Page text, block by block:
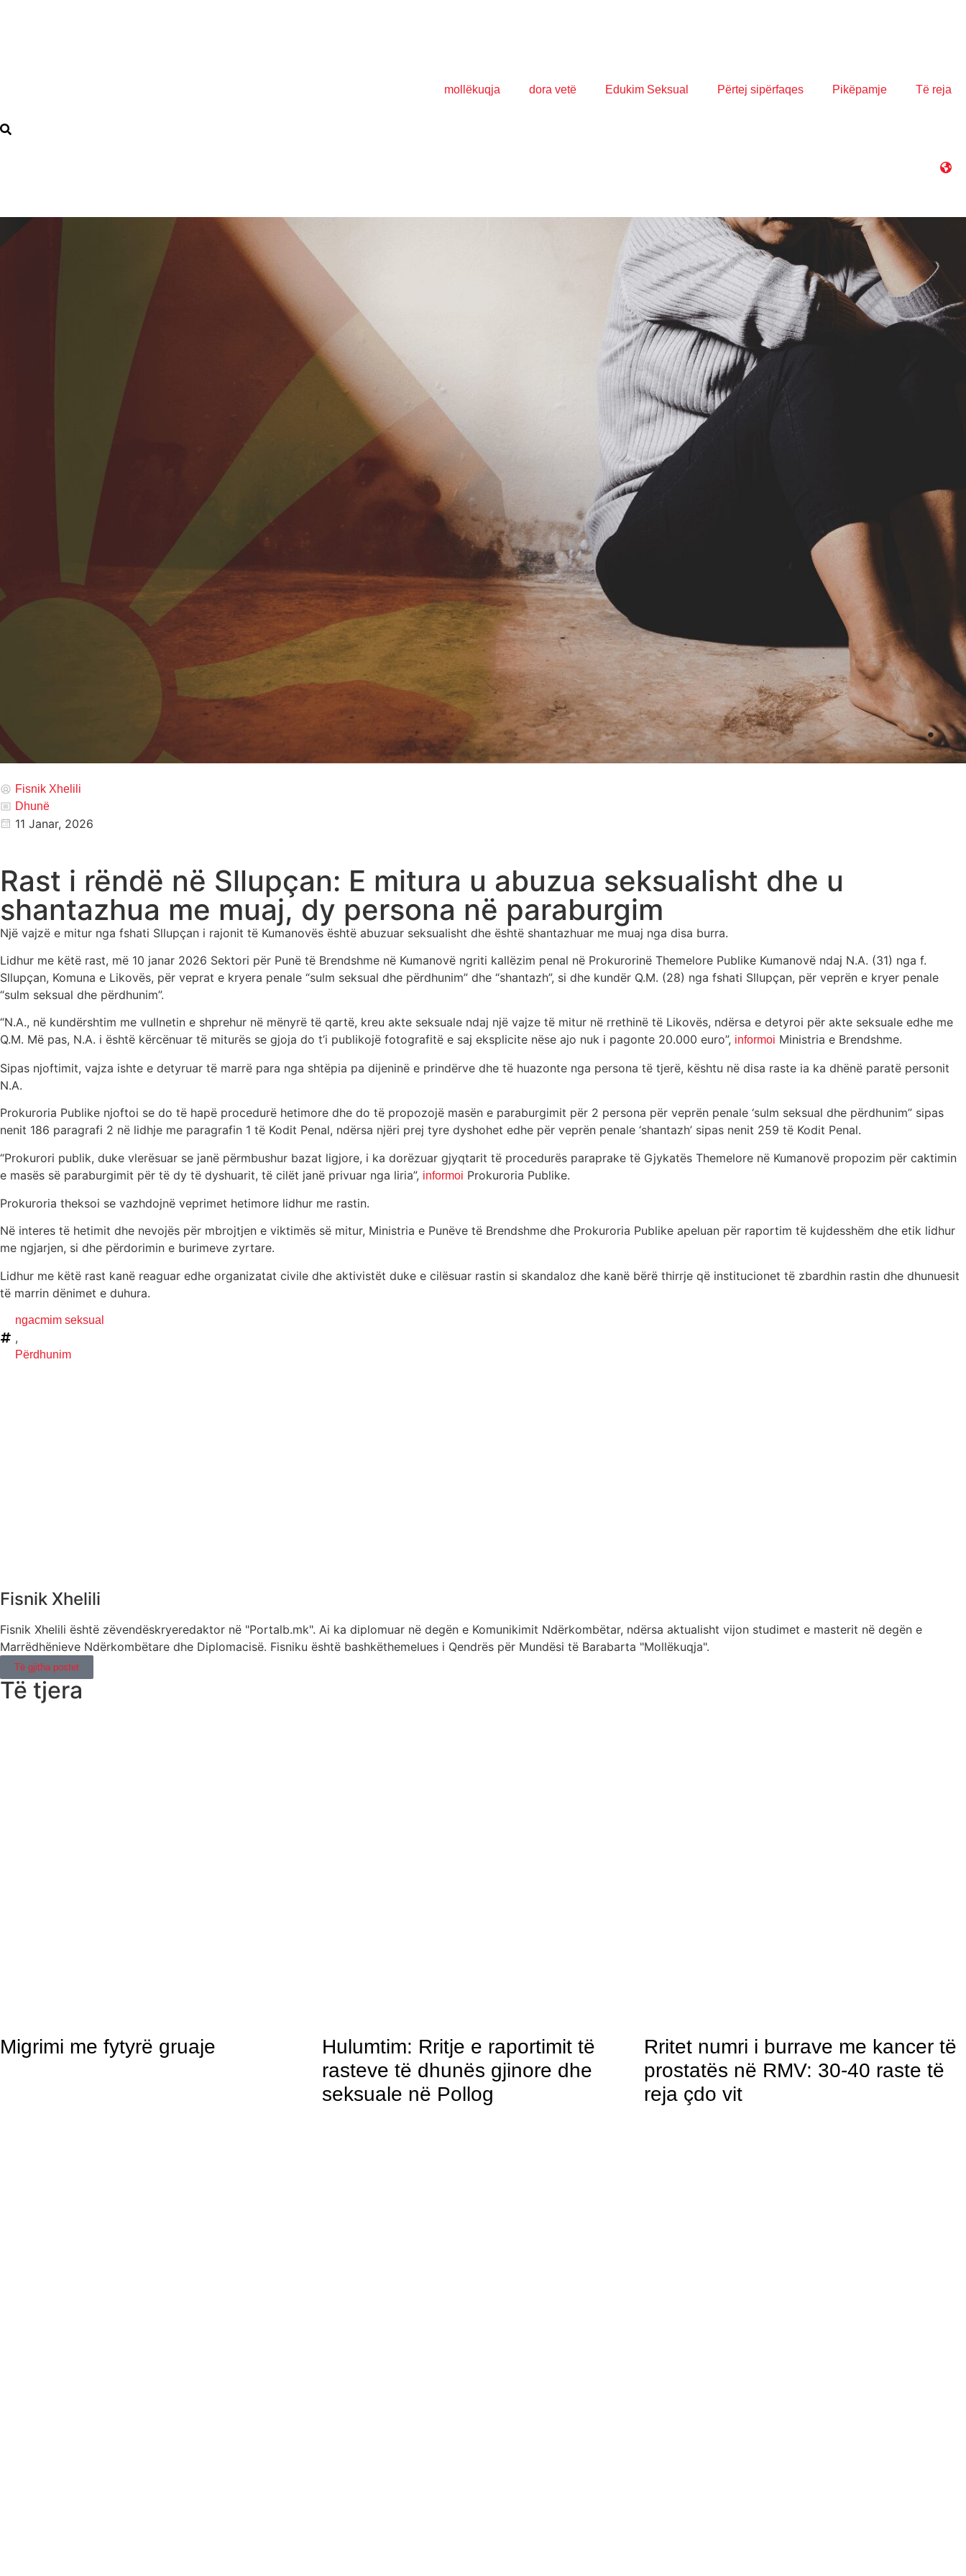
mollëkuqja dora vetë Edukim Seksual Përtej sipërfaqes Pikëpamje Të reja
Fisnik Xhelili
Dhunë
11 Janar, 2026
Rast i rëndë në Sllupçan: E mitura u abuzua seksualisht dhe u
shantazhua me muaj, dy persona në paraburgim
Një vajzë e mitur nga fshati Sllupçan i rajonit të Kumanovës është abuzuar seksualisht dhe është shantazhuar me muaj nga disa burra.
Lidhur me këtë rast, më 10 janar 2026 Sektori për Punë të Brendshme në Kumanovë ngriti kallëzim penal në Prokurorinë Themelore Publike Kumanovë ndaj N.A. (31) nga f.
Sllupçan, Komuna e Likovës, për veprat e kryera penale “sulm seksual dhe përdhunim” dhe “shantazh”, si dhe kundër Q.M. (28) nga fshati Sllupçan, për veprën e kryer penale
“sulm seksual dhe përdhunim”.
“N.A., në kundërshtim me vullnetin e shprehur në mënyrë të qartë, kreu akte seksuale ndaj një vajze të mitur në rrethinë të Likovës, ndërsa e detyroi për akte seksuale edhe me
Q.M. Më pas, N.A. i është kërcënuar të miturës se gjoja do t’i publikojë fotografitë e saj eksplicite nëse ajo nuk i pagonte 20.000 euro”, informoi Ministria e Brendshme.
Sipas njoftimit, vajza ishte e detyruar të marrë para nga shtëpia pa dijeninë e prindërve dhe të huazonte nga persona të tjerë, kështu në disa raste ia ka dhënë paratë personit
N.A.
Prokuroria Publike njoftoi se do të hapë procedurë hetimore dhe do të propozojë masën e paraburgimit për 2 persona për veprën penale ‘sulm seksual dhe përdhunim” sipas
nenit 186 paragrafi 2 në lidhje me paragrafin 1 të Kodit Penal, ndërsa njëri prej tyre dyshohet edhe për veprën penale ‘shantazh’ sipas nenit 259 të Kodit Penal.
“Prokurori publik, duke vlerësuar se janë përmbushur bazat ligjore, i ka dorëzuar gjyqtarit të procedurës paraprake të Gjykatës Themelore në Kumanovë propozim për caktimin
e masës së paraburgimit për të dy të dyshuarit, të cilët janë privuar nga liria”, informoi Prokuroria Publike.
Prokuroria theksoi se vazhdojnë veprimet hetimore lidhur me rastin.
Në interes të hetimit dhe nevojës për mbrojtjen e viktimës së mitur, Ministria e Punëve të Brendshme dhe Prokuroria Publike apeluan për raportim të kujdesshëm dhe etik lidhur
me ngjarjen, si dhe përdorimin e burimeve zyrtare.
Lidhur me këtë rast kanë reaguar edhe organizatat civile dhe aktivistët duke e cilësuar rastin si skandaloz dhe kanë bërë thirrje që institucionet të zbardhin rastin dhe dhunuesit
të marrin dënimet e duhura.
ngacmim seksual
,
Përdhunim
Fisnik Xhelili
Fisnik Xhelili është zëvendëskryeredaktor në "Portalb.mk". Ai ka diplomuar në degën e Komunikimit Ndërkombëtar, ndërsa aktualisht vijon studimet e masterit në degën e
Marrëdhënieve Ndërkombëtare dhe Diplomacisë. Fisniku është bashkëthemelues i Qendrës për Mundësi të Barabarta "Mollëkuqja".
Të gjitha postet
Të tjera
Migrimi me fytyrë gruaje
Hulumtim: Rritje e raportimit të
rasteve të dhunës gjinore dhe
seksuale në Pollog
Rritet numri i burrave me kancer të
prostatës në RMV: 30-40 raste të
reja çdo vit